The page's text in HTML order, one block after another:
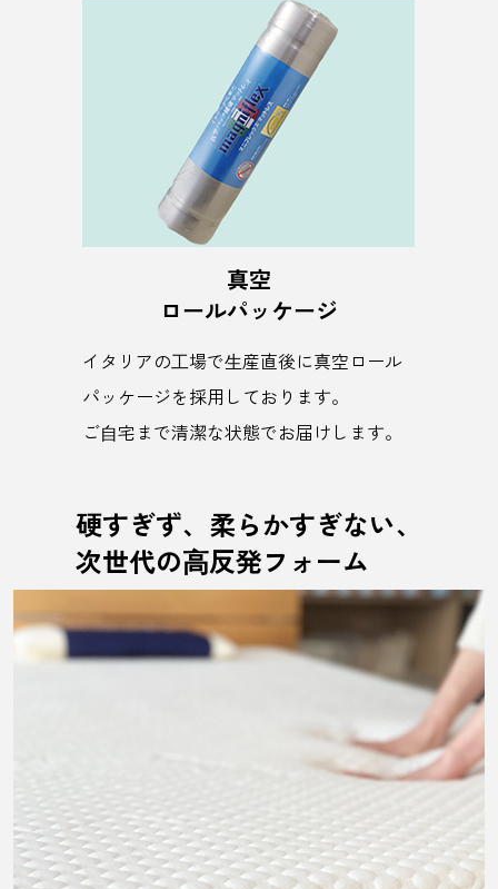
真空
ロールパッケージ
イタリアの⼯場で⽣産直後に真空ロール
パッケージを採用しております。
ご⾃宅まで清潔な状態でお届けします。
硬すぎず、柔らかすぎない、
次世代の⾼反発フォーム